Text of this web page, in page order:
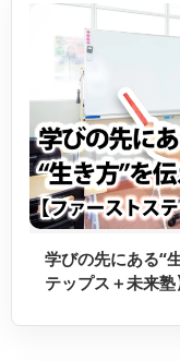
学びの先にある“
テップス＋未来